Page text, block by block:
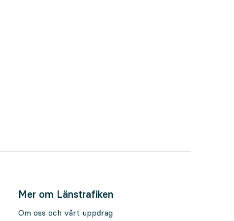
Mer om Länstrafiken
Om oss och vårt uppdrag